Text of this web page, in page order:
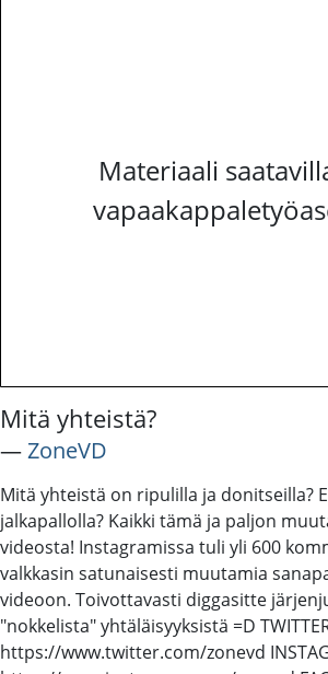
Materiaali
Mitä yhteistä?
―ZoneVD
Mitä yhteistä on ripulilla ja donitseilla?
jalkapallolla? Kaikki tämä ja paljon
videosta! Instagramissa tuli yli 600
valkkasin satunaisesti muutamia
videoon. Toivottavasti diggasitte
"nokkelista" yhtäläisyyksistä =D
https://www.twitter.com/zonevd